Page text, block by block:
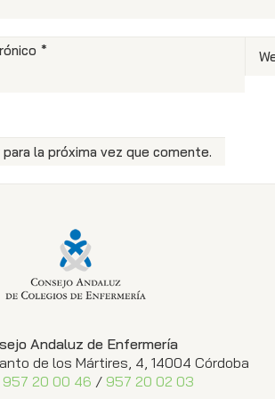
*
la próxima vez que comente.
Andaluz de Enfermería
de los Mártires, 4, 14004 Córdoba
957 20 00 46 / 957 20 02 03